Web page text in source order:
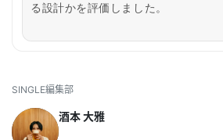
る設計かを評価しました。
SINGLE編集部
酒本 大雅